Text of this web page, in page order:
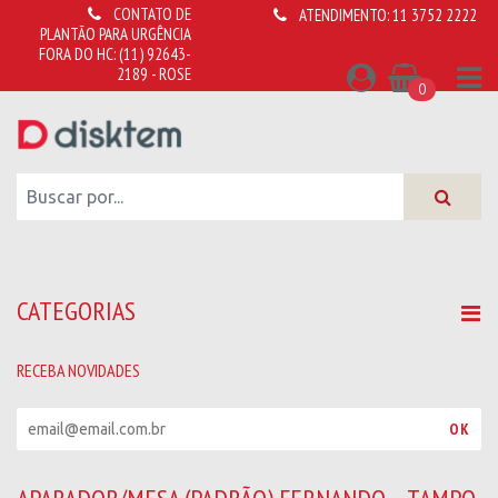
CONTATO DE
PLANTÃO PARA URGÊNCIA
FORA DO HC:(11) 92643-
2189 - ROSE
ATENDIMENTO:11 3752 2222
0
CATEGORIAS
RECEBA NOVIDADES
OK